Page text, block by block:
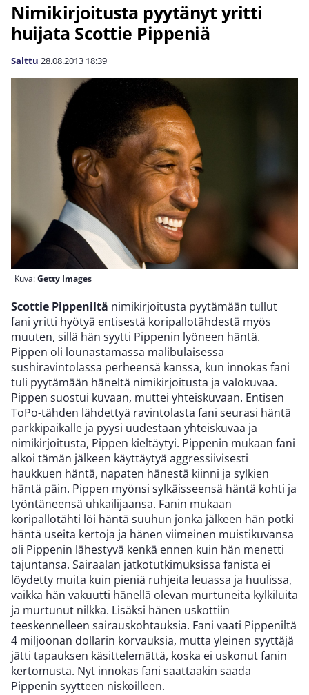
Nimikirjoitusta pyytänyt yritti
huijata Scottie Pippeniä
Salttu 28.08.2013 18:39
Kuva:Getty Images
Scottie Pippeniltä nimikirjoitusta pyytämään tullut
fani yritti hyötyä entisestä koripallotähdestä myös
muuten, sillä hän syytti Pippenin lyöneen häntä.
Pippen oli lounastamassa malibulaisessa
sushiravintolassa perheensä kanssa, kun innokas fani
tuli pyytämään häneltä nimikirjoitusta ja valokuvaa.
Pippen suostui kuvaan, muttei yhteiskuvaan. Entisen
ToPo-tähden lähdettyä ravintolasta fani seurasi häntä
parkkipaikalle ja pyysi uudestaan yhteiskuvaa ja
nimikirjoitusta, Pippen kieltäytyi. Pippenin mukaan fani
alkoi tämän jälkeen käyttäytyä aggressiivisesti
haukkuen häntä, napaten hänestä kiinni ja sylkien
häntä päin. Pippen myönsi sylkäisseensä häntä kohti ja
työntäneensä uhkailijaansa. Fanin mukaan
koripallotähti löi häntä suuhun jonka jälkeen hän potki
häntä useita kertoja ja hänen viimeinen muistikuvansa
oli Pippenin lähestyvä kenkä ennen kuin hän menetti
tajuntansa. Sairaalan jatkotutkimuksissa fanista ei
löydetty muita kuin pieniä ruhjeita leuassa ja huulissa,
vaikka hän vakuutti hänellä olevan murtuneita kylkiluita
ja murtunut nilkka. Lisäksi hänen uskottiin
teeskennelleen sairauskohtauksia. Fani vaati Pippeniltä
4 miljoonan dollarin korvauksia, mutta yleinen syyttäjä
jätti tapauksen käsittelemättä, koska ei uskonut fanin
kertomusta. Nyt innokas fani saattaakin saada
Pippenin syytteen niskoilleen.